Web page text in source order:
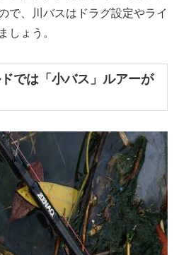
で、川バスはドラグ設定やライ
しょう。
では「小バス」ルアーが